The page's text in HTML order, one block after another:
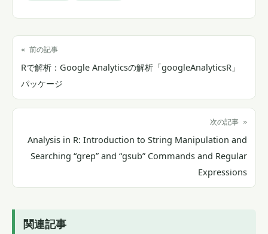
« 前の記事
Rで解析：Google Analyticsの解析「googleAnalyticsR」
パッケージ
次の記事 »
Analysis in R: Introduction to String Manipulation and
Searching “grep” and “gsub” Commands and Regular
Expressions
関連記事